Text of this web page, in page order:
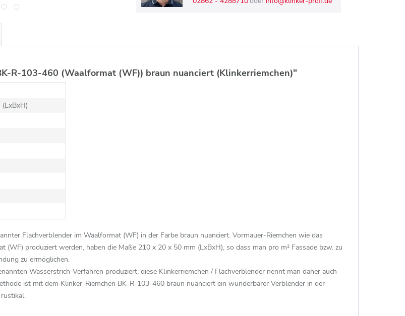
R-103-460 (Waalformat (WF)) braun nuanciert (Klinkerriemchen)"
Flachverblender im Waalformat (WF) in der Farbe braun nuanciert. Vormauer-Riemchen wie das
produziert werden, haben die Maße 210 x 20 x 50 mm (LxBxH), so dass man pro m² Fassade bzw. zu
zu ermöglichen.
Wasserstrich-Verfahren produziert, diese Klinkerriemchen / Flachverblender nennt man daher auch
ist mit dem Klinker-Riemchen BK-R-103-460 braun nuanciert ein wunderbarer Verblender in der